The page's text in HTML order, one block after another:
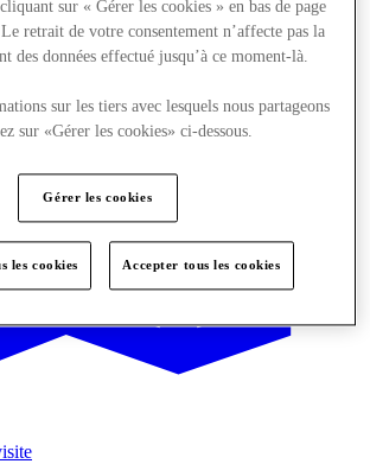
sur « Gérer les cookies » en bas de page
retrait de votre consentement n’affecte pas la
des données effectué jusqu’à ce moment-là.
sur les tiers avec lesquels nous partageons
sur «Gérer les cookies» ci-dessous.
Gérer les cookies
les cookies Accepter tous les cookies